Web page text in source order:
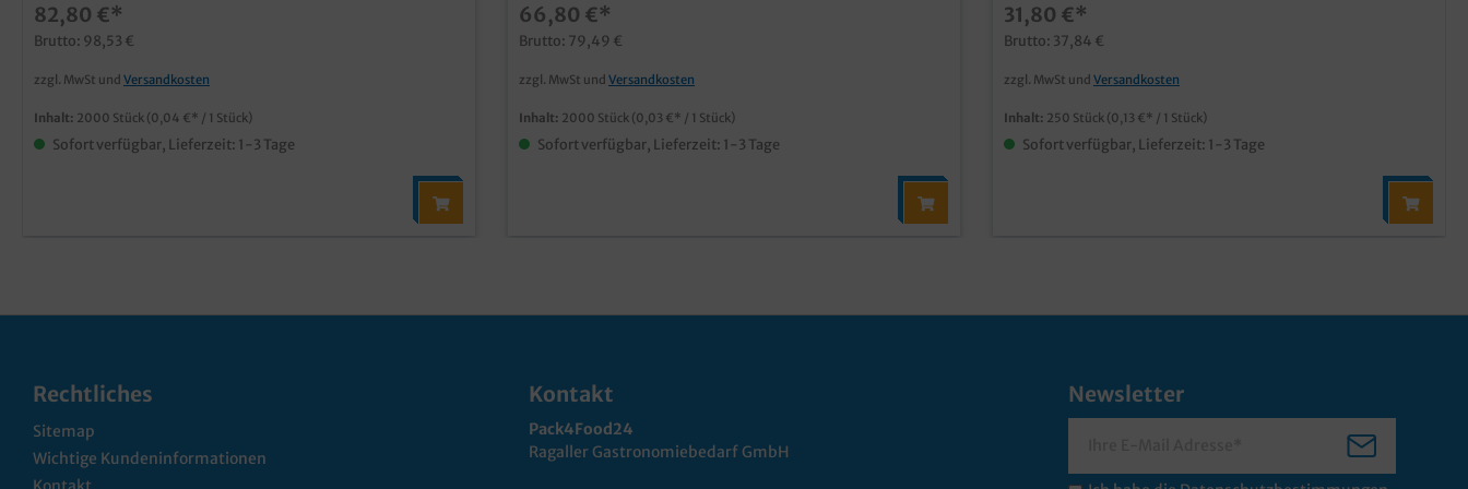
82,80 €*
Brutto: 98,53 €
zzgl. MwSt und Versandkosten
Inhalt: 2000 Stück (0,04 €* / 1 Stück)
Sofort verfügbar, Lieferzeit: 1-3 Tage
66,80 €*
Brutto: 79,49 €
zzgl. MwSt und Versandkosten
Inhalt: 2000 Stück (0,03 €* / 1 Stück)
Sofort verfügbar, Lieferzeit: 1-3 Tage
31,80 €*
Brutto: 37,84 €
zzgl. MwSt und Versandkosten
Inhalt: 250 Stück (0,13 €* / 1 Stück)
Sofort verfügbar, Lieferzeit: 1-3 Tage
Rechtliches
Sitemap
Wichtige Kundeninformationen
Kontakt
Pack4Food24
Ragaller Gastronomiebedarf GmbH
Newsletter